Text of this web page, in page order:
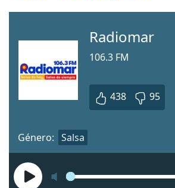
Radiomar
106.3 FM
438 95
Género: Salsa